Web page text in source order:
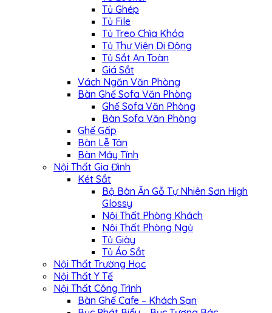
Tủ Ghép
Tủ File
Tủ Treo Chìa Khóa
Tủ Thư Viện Di Động
Tủ Sắt An Toàn
Giá Sắt
Vách Ngăn Văn Phòng
Bàn Ghế Sofa Văn Phòng
Ghế Sofa Văn Phòng
Bàn Sofa Văn Phòng
Ghế Gấp
Bàn Lễ Tân
Bàn Máy Tính
Nội Thất Gia Đình
Két Sắt
Bộ Bàn Ăn Gỗ Tự Nhiên Sơn High
Glossy
Nội Thất Phòng Khách
Nội Thất Phòng Ngủ
Tủ Giày
Tủ Áo Sắt
Nội Thất Trường Học
Nội Thất Y Tế
Nội Thất Công Trình
Bàn Ghế Cafe – Khách Sạn